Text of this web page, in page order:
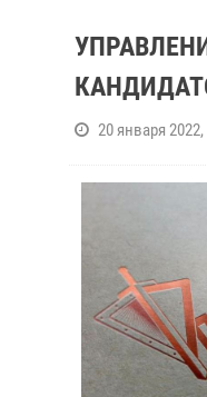
20 января